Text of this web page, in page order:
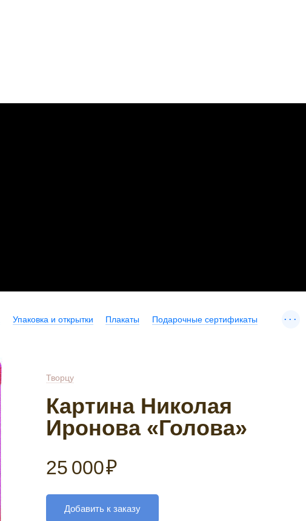
Упаковка и открытки Плакаты Подарочные сертификаты ...
Творцу
Картина Николая
Иронова «Голова»
25 000₽
Добавить к заказу